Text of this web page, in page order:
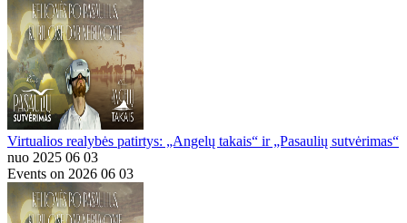
Virtualios realybės patirtys: „Angelų takais“ ir „Pasaulių sutvėrimas“
nuo 2025 06 03
Events on 2026 06 03